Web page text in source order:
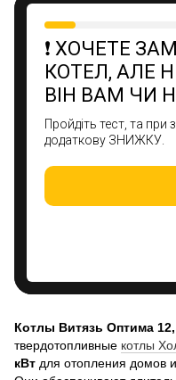
Котлы Витязь Оптима
твердотопливные котлы
кВт для отопления домов